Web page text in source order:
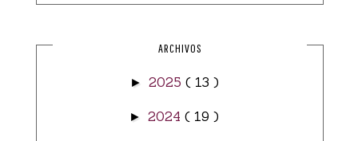
ARCHIVOS
► 2025 ( 13 )
► 2024 ( 19 )